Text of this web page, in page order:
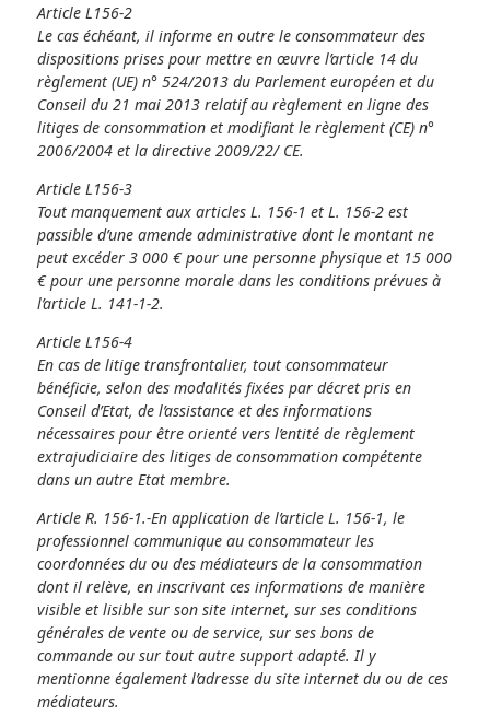
Article L156-2
Le cas échéant, il informe en outre le consommateur des
dispositions prises pour mettre en œuvre l’article 14 du
règlement (UE) n° 524/2013 du Parlement européen et du
Conseil du 21 mai 2013 relatif au règlement en ligne des
litiges de consommation et modifiant le règlement (CE) n°
2006/2004 et la directive 2009/22/ CE.
Article L156-3
Tout manquement aux articles L. 156-1 et L. 156-2 est
passible d’une amende administrative dont le montant ne
peut excéder 3 000 € pour une personne physique et 15 000
€ pour une personne morale dans les conditions prévues à
l’article L. 141-1-2.
Article L156-4
En cas de litige transfrontalier, tout consommateur
bénéficie, selon des modalités fixées par décret pris en
Conseil d’Etat, de l’assistance et des informations
nécessaires pour être orienté vers l’entité de règlement
extrajudiciaire des litiges de consommation compétente
dans un autre Etat membre.
Article R. 156-1.-En application de l’article L. 156-1, le
professionnel communique au consommateur les
coordonnées du ou des médiateurs de la consommation
dont il relève, en inscrivant ces informations de manière
visible et lisible sur son site internet, sur ses conditions
générales de vente ou de service, sur ses bons de
commande ou sur tout autre support adapté. Il y
mentionne également l’adresse du site internet du ou de ces
médiateurs.